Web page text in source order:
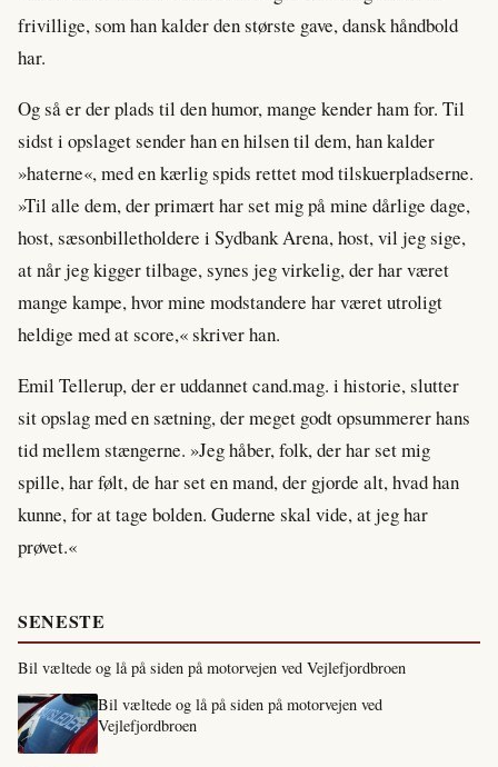
frivillige, som han kalder den største gave, dansk håndbold
har.
Og så er der plads til den humor, mange kender ham for. Til
sidst i opslaget sender han en hilsen til dem, han kalder
»haterne«, med en kærlig spids rettet mod tilskuerpladserne.
»Til alle dem, der primært har set mig på mine dårlige dage,
host, sæsonbilletholdere i Sydbank Arena, host, vil jeg sige,
at når jeg kigger tilbage, synes jeg virkelig, der har været
mange kampe, hvor mine modstandere har været utroligt
heldige med at score,« skriver han.
Emil Tellerup, der er uddannet cand.mag. i historie, slutter
sit opslag med en sætning, der meget godt opsummerer hans
tid mellem stængerne. »Jeg håber, folk, der har set mig
spille, har følt, de har set en mand, der gjorde alt, hvad han
kunne, for at tage bolden. Guderne skal vide, at jeg har
prøvet.«
SENESTE
Bil væltede og lå på siden på motorvejen ved Vejlefjordbroen
Bil væltede og lå på siden på motorvejen ved
Vejlefjordbroen